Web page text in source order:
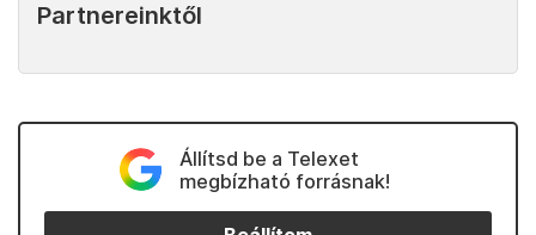
Partnereinktől
Állítsd be a Telexet
megbízható forrásnak!